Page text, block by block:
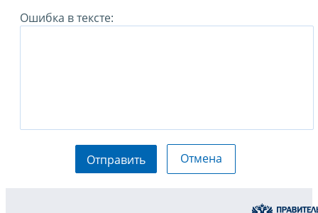
Ошибка в тексте:
Отправить Отмена